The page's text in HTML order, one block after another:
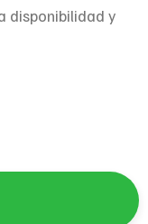
disponibilidad y